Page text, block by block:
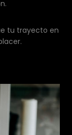
tu trayecto en